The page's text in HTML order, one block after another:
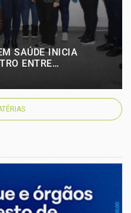
SAÚDE INICIA
ENTRE
PRIVADAS